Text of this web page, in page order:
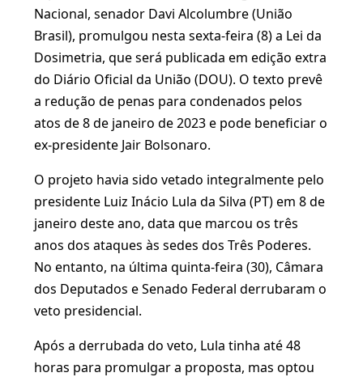
Nacional, senador Davi Alcolumbre (União
Brasil), promulgou nesta sexta-feira (8) a Lei da
Dosimetria, que será publicada em edição extra
do Diário Oficial da União (DOU). O texto prevê
a redução de penas para condenados pelos
atos de 8 de janeiro de 2023 e pode beneficiar o
ex-presidente Jair Bolsonaro.
O projeto havia sido vetado integralmente pelo
presidente Luiz Inácio Lula da Silva (PT) em 8 de
janeiro deste ano, data que marcou os três
anos dos ataques às sedes dos Três Poderes.
No entanto, na última quinta-feira (30), Câmara
dos Deputados e Senado Federal derrubaram o
veto presidencial.
Após a derrubada do veto, Lula tinha até 48
horas para promulgar a proposta, mas optou